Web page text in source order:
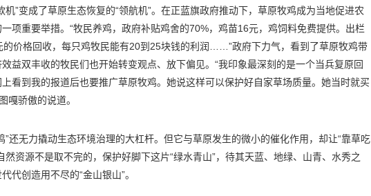
机”变成了草原生态恢复的“领航机”。在正蓝旗政府推动下，草原牧鸡成为当地促进农
项重要举措。“牧民养鸡，政府补贴鸡舍的70%，鸡苗16元，鸡饲料免费提供。出栏
的价格回收，每只鸡牧民能有20到25块钱的利润……”政府下力气，看到了草原牧鸡带
益双丰收的牧民们也开始转变观点、放下偏见。“我印象最深刻的是一个当兵复原回
看到我的报道后也要推广草原牧鸡。她说这样可以保护好自家草场质量。她当时就买
嘎骄傲的说道。
”还无力撬动生态环境治理的大杠杆。但它与草原发生的微小的催化作用，却让“靠草吃
然资源不是取不完的，保护好脚下这片“绿水青山”，待其天蓝、地绿、山青、水秀之
代创造用不尽的“金山银山”。